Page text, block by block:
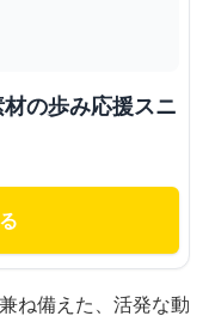
の歩み応援スニ
ね備えた、活発な動